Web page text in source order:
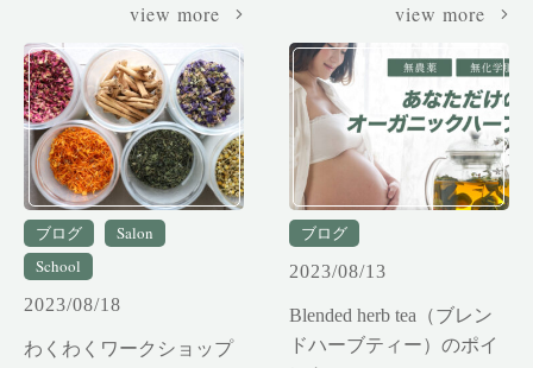
view more view more
ブログ
Salon
School
2023/08/18
わくわくワークショップ
ブログ
2023/08/13
Blended herb tea（ブレン
ドハーブティー）のポイ